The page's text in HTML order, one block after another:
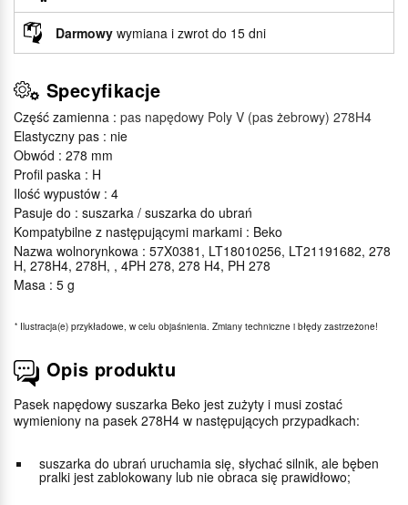
Darmowy wymiana i zwrot do 15 dni
Specyfikacje
Część zamienna : pas napędowy Poly V (pas żebrowy) 278H4
Elastyczny pas : nie
Obwód : 278 mm
Profil paska : H
Ilość wypustów : 4
Pasuje do : suszarka / suszarka do ubrań
Kompatybilne z następującymi markami : Beko
Nazwa wolnorynkowa : 57X0381, LT18010256, LT21191682, 278
H, 278H4, 278H, , 4PH 278, 278 H4, PH 278
Masa : 5 g
* Ilustracja(e) przykładowe, w celu objaśnienia. Zmiany techniczne i błędy zastrzeżone!
Opis produktu
Pasek napędowy suszarka Beko jest zużyty i musi zostać
wymieniony na pasek 278H4 w następujących przypadkach:
suszarka do ubrań uruchamia się, słychać silnik, ale bęben
pralki jest zablokowany lub nie obraca się prawidłowo;